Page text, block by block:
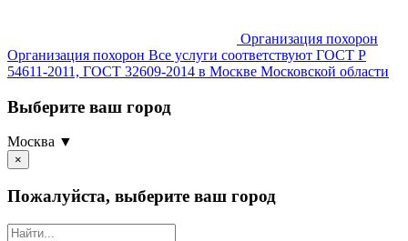
Организация похорон
Организация похорон Все услуги соответствуют ГОСТ Р
54611-2011, ГОСТ 32609-2014 в Москве Московской области
Выберите ваш город
Москва ▼
×
Пожалуйста, выберите ваш город